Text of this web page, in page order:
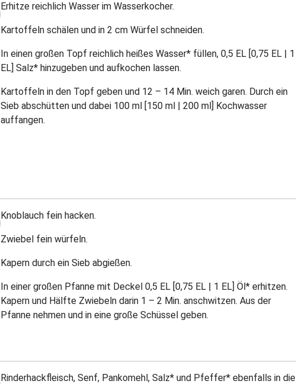
Erhitze reichlich Wasser im Wasserkocher.
Kartoffeln schälen und in 2 cm Würfel schneiden.
In einen großen Topf reichlich heißes Wasser* füllen, 0,5 EL [0,75 EL | 1
EL] Salz* hinzugeben und aufkochen lassen.
Kartoffeln in den Topf geben und 12 – 14 Min. weich garen. Durch ein
Sieb abschütten und dabei 100 ml [150 ml | 200 ml] Kochwasser
auffangen.
Knoblauch fein hacken.
Zwiebel fein würfeln.
Kapern durch ein Sieb abgießen.
In einer großen Pfanne mit Deckel 0,5 EL [0,75 EL | 1 EL] Öl* erhitzen.
Kapern und Hälfte Zwiebeln darin 1 – 2 Min. anschwitzen. Aus der
Pfanne nehmen und in eine große Schüssel geben.
Rinderhackfleisch, Senf, Pankomehl, Salz* und Pfeffer* ebenfalls in die